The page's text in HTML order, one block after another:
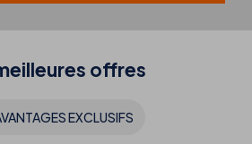
offres
EXCLUSIFS